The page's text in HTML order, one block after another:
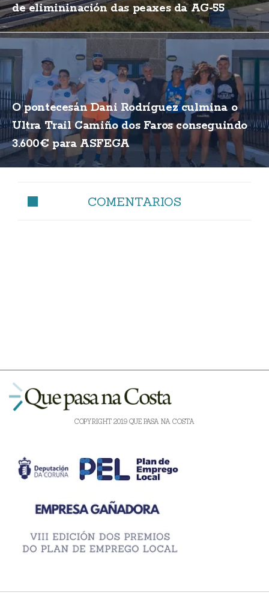
de elimininación das peaxes da AG-55
O pontecesán Dani Rodríguez culmina o
Ultra Trail Camiño dos Faros conseguindo
3.600€ para ASFEGA
COMENTARIOS
COPYRIGHT 2019 QUE PASA NA COSTA